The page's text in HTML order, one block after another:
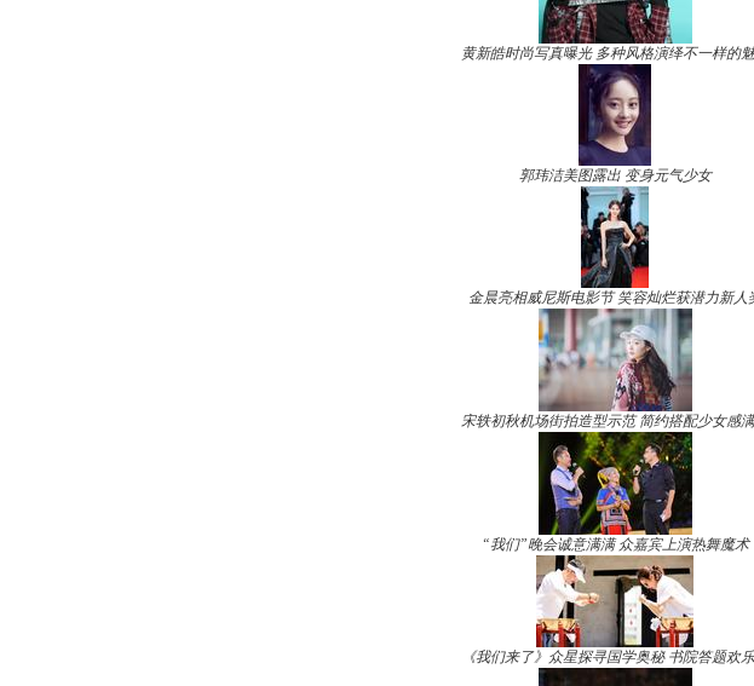
黄新皓时尚写真曝光 多种风格演绎不一样的
郭玮洁美图露出 变身元气少女
金晨亮相威尼斯电影节 笑容灿烂获潜力新人
宋轶初秋机场街拍造型示范 简约搭配少女感
“我们”晚会诚意满满 众嘉宾上演热舞魔术
《我们来了》众星探寻国学奥秘 书院答题欢